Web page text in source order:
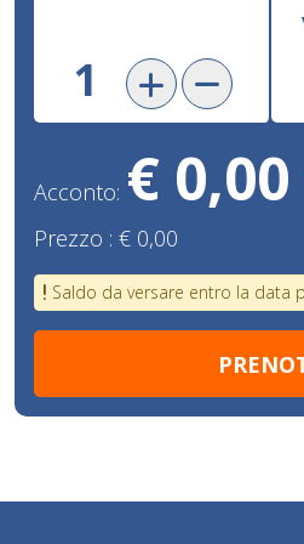
Acconto: €
Prezzo : € 0,00
Saldo da versare entro la data